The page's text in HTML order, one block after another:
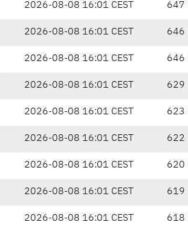
2026-08-08 16:01 CEST 647
2026-08-08 16:01 CEST 646
2026-08-08 16:01 CEST 646
2026-08-08 16:01 CEST 629
2026-08-08 16:01 CEST 623
2026-08-08 16:01 CEST 622
2026-08-08 16:01 CEST 620
2026-08-08 16:01 CEST 619
2026-08-08 16:01 CEST 618